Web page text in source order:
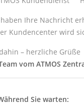
Ihre Nachricht
Kundencenter wird
– herzliche Grüße
vom ATMOS
Sie warten: